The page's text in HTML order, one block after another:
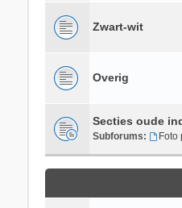
Zwart-wit
Overig
Secties oude
Subforums: Foto